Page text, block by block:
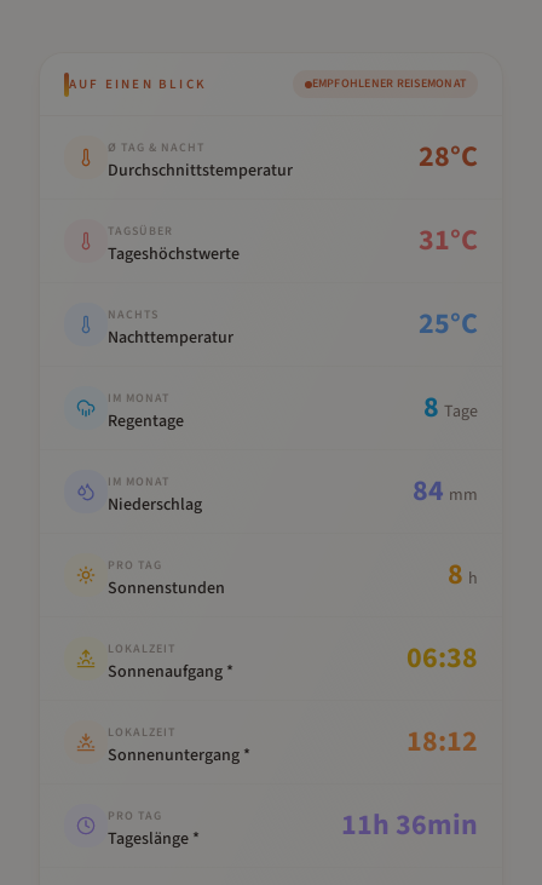
AUF EINEN BLICK EMPFOHLENER REISEMONAT
Ø TAG & NACHT
Durchschnittstemperatur 28°C
TAGSÜBER
Tageshöchstwerte 31°C
NACHTS
Nachttemperatur 25°C
IM MONAT
Regentage 8 Tage
IM MONAT
Niederschlag 84 mm
PRO TAG
Sonnenstunden 8 h
LOKALZEIT
Sonnenaufgang * 06:38
LOKALZEIT
Sonnenuntergang * 18:12
PRO TAG
Tageslänge * 11h 36min